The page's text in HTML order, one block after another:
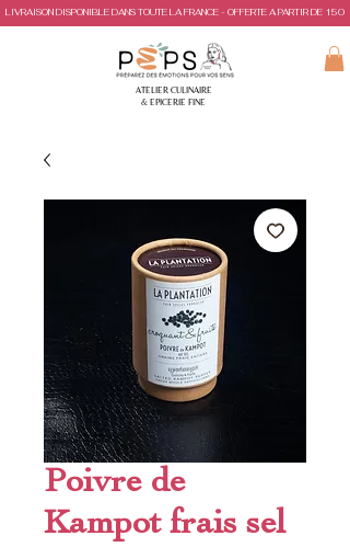
LIVRAISON DISPONIBLE DANS TOUTE LA FRANCE - OFFERTE A PARTIR DE 150€
ATELIER CULINAIRE
& EPICERIE FINE
Poivre de
Kampot frais sel